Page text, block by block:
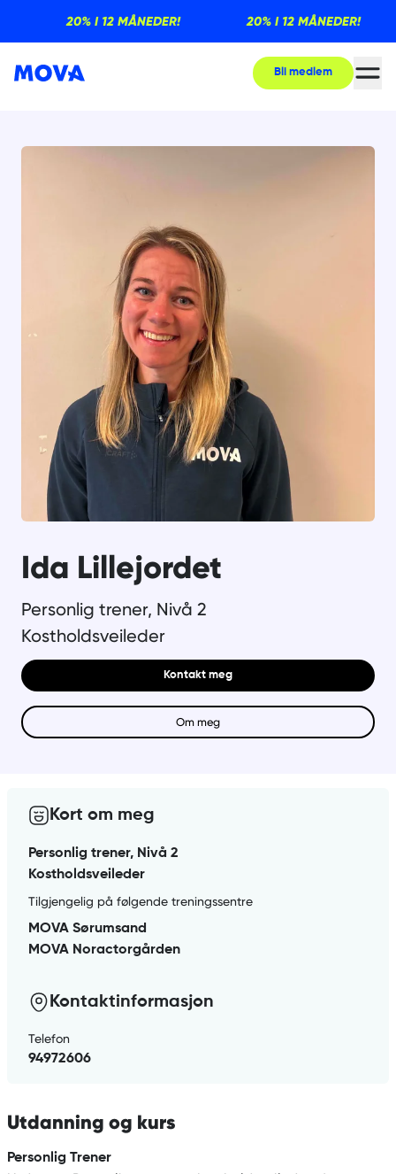
20% I 12 MÅNEDER! 20% I 12 MÅNEDER!
Bli medlem
Ida Lillejordet
Personlig trener, Nivå 2
Kostholdsveileder
Kontakt meg
Om meg
Utdanning og kurs
Personlig Trener
Kort om meg
Personlig trener, Nivå 2
Kostholdsveileder
Tilgjengelig på følgende treningssentre
MOVA Sørumsand
MOVA Noractorgården
Kontaktinformasjon
Telefon
94972606